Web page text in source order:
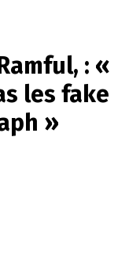
: «
les fake
»